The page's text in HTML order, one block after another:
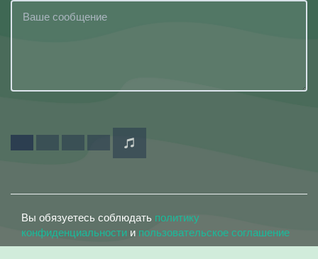
Вы обязуетесь соблюдать политику
конфиденциальности и пользовательское соглашение